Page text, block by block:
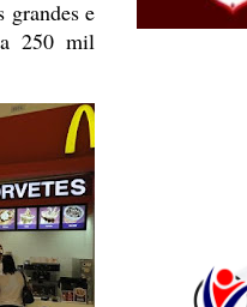
grandes e
250 mil